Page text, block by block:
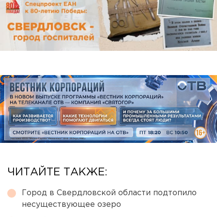
ЧИТАЙТЕ ТАКЖЕ:
Город в Свердловской области подтопило
несуществующее озеро